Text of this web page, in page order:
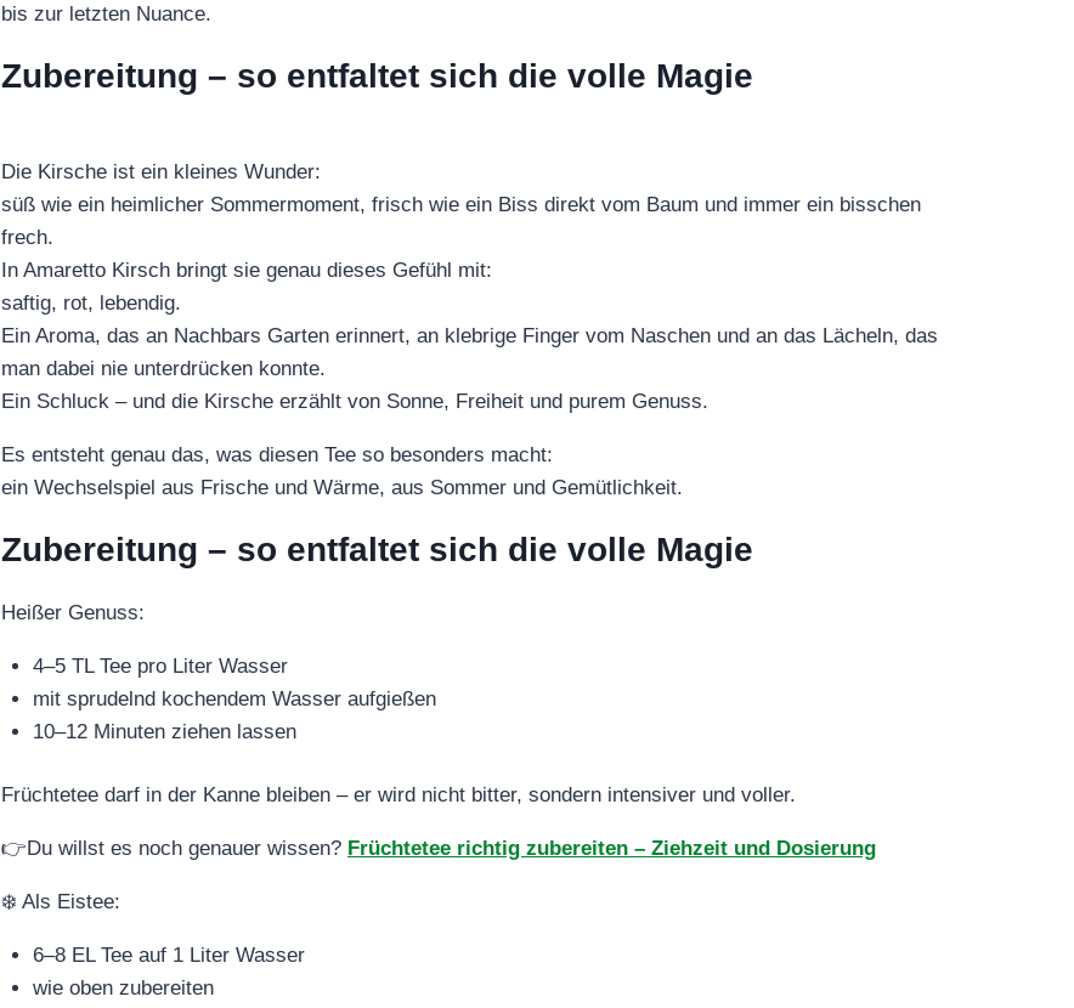
bis zur letzten Nuance.
Zubereitung – so entfaltet sich die volle Magie
Die Kirsche ist ein kleines Wunder:
süß wie ein heimlicher Sommermoment, frisch wie ein Biss direkt vom Baum und immer ein bisschen
frech.
In Amaretto Kirsch bringt sie genau dieses Gefühl mit:
saftig, rot, lebendig.
Ein Aroma, das an Nachbars Garten erinnert, an klebrige Finger vom Naschen und an das Lächeln, das
man dabei nie unterdrücken konnte.
Ein Schluck – und die Kirsche erzählt von Sonne, Freiheit und purem Genuss.
Es entsteht genau das, was diesen Tee so besonders macht:
ein Wechselspiel aus Frische und Wärme, aus Sommer und Gemütlichkeit.
Zubereitung – so entfaltet sich die volle Magie
Heißer Genuss:
4–5 TL Tee pro Liter Wasser
mit sprudelnd kochendem Wasser aufgießen
10–12 Minuten ziehen lassen
Früchtetee darf in der Kanne bleiben – er wird nicht bitter, sondern intensiver und voller.
👉Du willst es noch genauer wissen? Früchtetee richtig zubereiten – Ziehzeit und Dosierung
❄️ Als Eistee:
6–8 EL Tee auf 1 Liter Wasser
wie oben zubereiten